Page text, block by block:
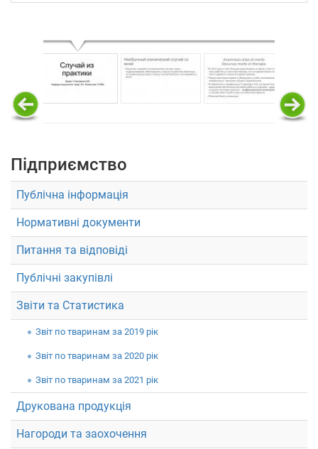
Підприємство
Публічна інформація
Нормативні документи
Питання та відповіді
Публічні закупівлі
Звіти та Статистика
Звiт по тваринам за 2019 рік
Звiт по тваринам за 2020 рік
Звiт по тваринам за 2021 рік
Друкована продукція
Нагороди та заохочення